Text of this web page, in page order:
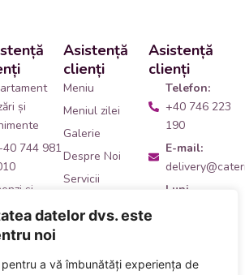
datelor dvs. este
noi
pentru a vă îmbunătăți experiența de
și
744 981
și
catering
746 223
plata
Asistență
clienți
Meniu
Meniul zilei
Galerie
Despre Noi
Servicii
Asistență
clienți
Telefon:
+40 746 223
190
E-mail:
Luni -
Adresă: